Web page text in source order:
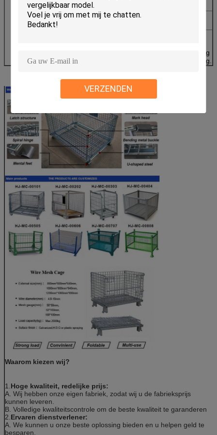
VERZENDEN
verbeterde schoonheid.
2Eenheden worden plat op elkaar gestapeld voor
opslag en verminderen de retourzendkosten.
ruimte en zorgt voor een gemakkelijke verplaatsing
door vorkwagens met 4-weg toegang tot de ingang.
Productnaam
Standaardspecificatie
(Aangepast verkrijgbaar)
Grootte ((mm) Draaddiameter
(mm)
800 × 600 ×
640
6.0
1000 × 800 ×
840
1000 × 800 ×
840
6.4
1200 × 1000 ×
890
1000 × 800 ×
50 × 100
Waarom kiezen wij?
1. Hoge kwaliteit, redelijke prijs:
A. Wij hebben onze eigen fabriek, zodat wij u de fabrieksprijs
kunnen leveren.
B. Volledige kwaliteitscontrole om de beste kwaliteit te garanderen
2. Ervaren dienstverlener:
A. We kunnen u onze beste oplossing bieden en u helpen geld te
besparen.